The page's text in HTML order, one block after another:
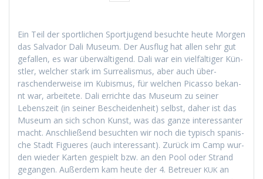
Ein Teil der sportlichen Sportju­gend besuchte heute Mor­gen
das Sal­vador Dali Muse­um. Der Aus­flug hat allen sehr gut
gefall­en, es war über­wälti­gend. Dali war ein vielfältiger Kün­
stler, welch­er stark im Sur­re­al­is­mus, aber auch über­
raschen­der­weise im Kubis­mus, für welchen Picas­so bekan­
nt war, arbeit­ete. Dali errichte das Muse­um zu sein­er
Leben­szeit (in sein­er Beschei­den­heit) selb­st, daher ist das
Muse­um an sich schon Kun­st, was das ganze inter­es­san­ter
macht. Anschließend besucht­en wir noch die typ­isch spanis­
che Stadt Figueres (auch inter­es­sant). Zurück im Camp wur­
den wieder Karten gespielt bzw. an den Pool oder Strand
gegan­gen. Außer­dem kam heute der 4. Betreuer KUK an